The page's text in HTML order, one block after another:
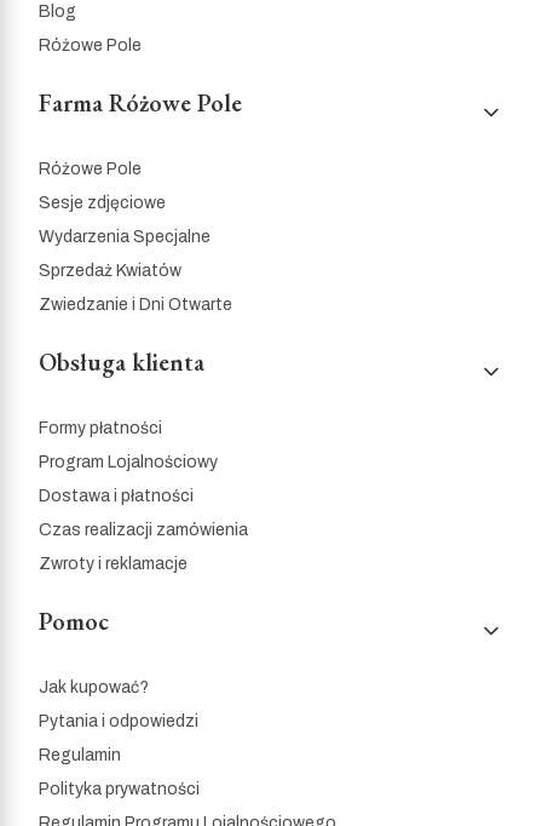
Blog
Różowe Pole
Farma Różowe Pole
Różowe Pole
Sesje zdjęciowe
Wydarzenia Specjalne
Sprzedaż Kwiatów
Zwiedzanie i Dni Otwarte
Obsługa klienta
Formy płatności
Program Lojalnościowy
Dostawa i płatności
Czas realizacji zamówienia
Zwroty i reklamacje
Pomoc
Jak kupować?
Pytania i odpowiedzi
Regulamin
Polityka prywatności